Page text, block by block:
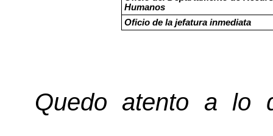
Humanos
Oficio de la jefatura inmediata
Quedo atento a lo